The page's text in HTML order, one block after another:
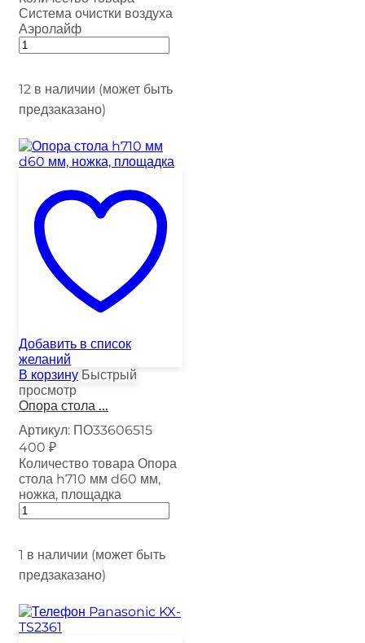
Система очистки воздуха
Аэролайф
12 в наличии (может быть
предзаказано)
Добавить в список
желаний
В корзину Быстрый
просмотр
Опора стола ...
Артикул: ПО33606515
400 ₽
Количество товара Опора
стола h710 мм d60 мм,
ножка, площадка
1 в наличии (может быть
предзаказано)